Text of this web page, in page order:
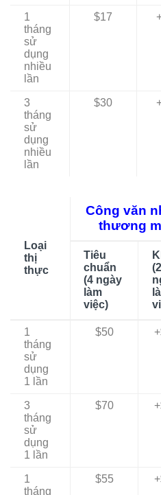
1
tháng
sử
dụng
nhiều
lần
$17
3
tháng
sử
dụng
nhiều
lần
$30
Loại
thị
thực
Công văn
thương
Tiêu
chuẩn
(4 ngày
làm
việc)
(2
1
tháng
sử
dụng
1 lần
$50
3
tháng
sử
dụng
1 lần
$70
1
tháng
$55